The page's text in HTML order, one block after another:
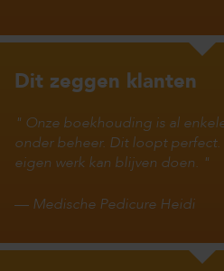
Dit zeggen klanten
Onze boekhouding is al
onder beheer. Dit loopt
eigen werk kan blijven doen.
— Medische Pedicure Heidi